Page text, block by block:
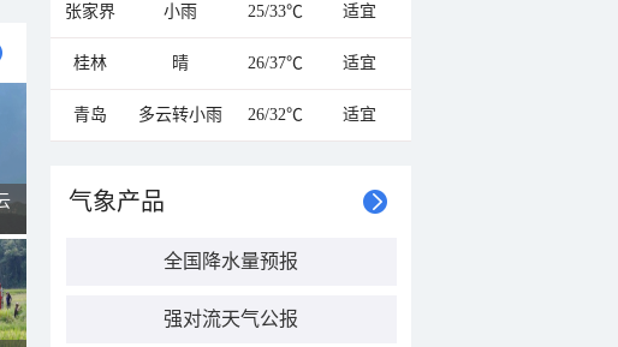
张家界 小雨 25/33℃ 适宜
桂林 晴 26/37℃ 适宜
青岛 多云转小雨 26/32℃ 适宜
气象产品
全国降水量预报
强对流天气公报